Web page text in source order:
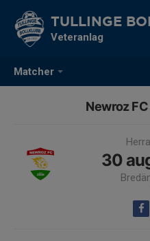
Matcher
TULLINGE
Veteranlag
Newroz
30